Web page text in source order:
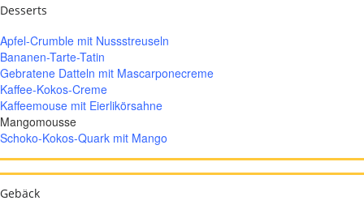
Desserts
Apfel-Crumble mit Nussstreuseln
Bananen-Tarte-Tatin
Gebratene Datteln mit Mascarponecreme
Kaffee-Kokos-Creme
Kaffeemouse mit Eierlikörsahne
Mangomousse
Schoko-Kokos-Quark mit Mango
Gebäck